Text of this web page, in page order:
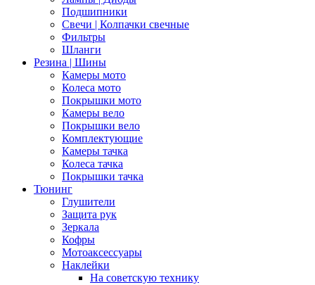
Подшипники
Свечи | Колпачки свечные
Фильтры
Шланги
Резина | Шины
Камеры мото
Колеса мото
Покрышки мото
Камеры вело
Покрышки вело
Комплектующие
Камеры тачка
Колеса тачка
Покрышки тачка
Тюнинг
Глушители
Защита рук
Зеркала
Кофры
Мотоаксессуары
Наклейки
На советскую технику